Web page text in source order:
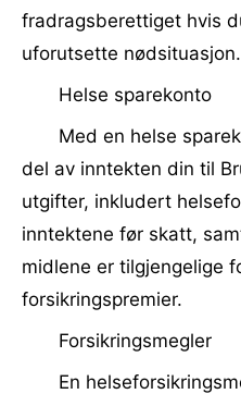
fradragsberettiget hvis
uforutsette nødsituasjon.
Helse sparekonto
Med en helse
del av inntekten din til
utgifter, inkludert
inntektene før skatt,
midlene er tilgjengelige
forsikringspremier.
Forsikringsmegler
En